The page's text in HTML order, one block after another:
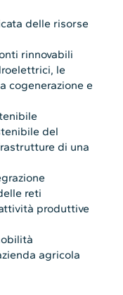
delle risorse
rinnovabili
le
cogenerazione e
del
di una
reti
produttive
agricola